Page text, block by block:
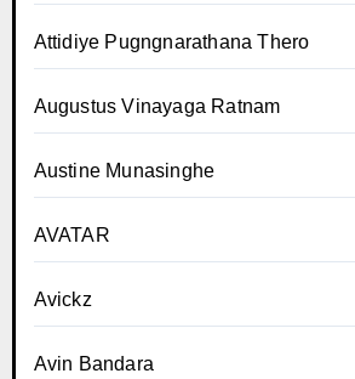
Attidiye Pugngnarathana Thero
Augustus Vinayaga Ratnam
Austine Munasinghe
AVATAR
Avickz
Avin Bandara